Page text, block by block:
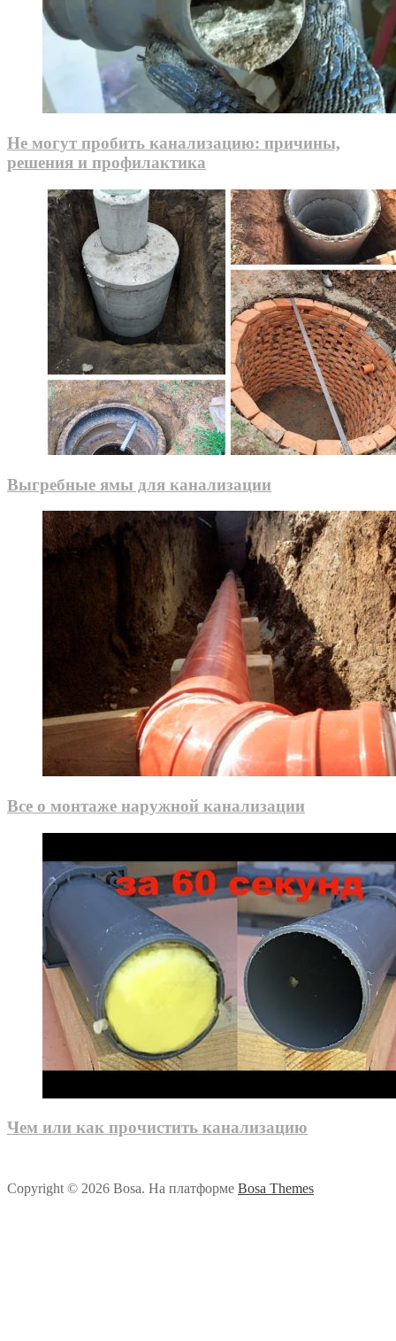
Не могут пробить канализацию: причины,
решения и профилактика
Выгребные ямы для канализации
Все о монтаже наружной канализации
Чем или как прочистить канализацию
Copyright © 2026 Bosa. На платформе Bosa Themes